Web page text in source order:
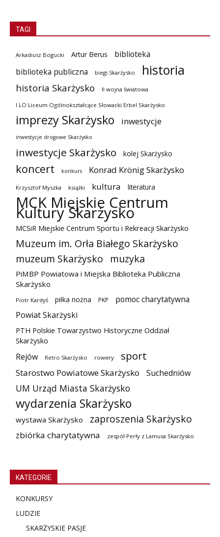
TAGI
Arkadiusz Bogucki Artur Berus
biblioteka
biblioteka publiczna
biegi Skarżysko historia
historia Skarżysko II wojna światowa
I LO Liceum Ogólnokształcące Słowacki Erbel Skarżysko
imprezy Skarżysko inwestycje
inwestycje drogowe Skarżysko
inwestycje Skarżysko kolej Skarżysko
koncert konkurs Konrad Krönig Skarżysko
Krzysztof Myszka książki kultura literatura
MCK Miejskie Centrum
Kultury Skarżysko
MCSiR Miejskie Centrum Sportu i Rekreacji Skarżysko
Muzeum im. Orła Białego Skarżysko
muzeum Skarżysko
muzyka
PiMBP Powiatowa i Miejska Biblioteka Publiczna
Skarżysko
Piotr Kardyś piłka nożna PKP
pomoc charytatywna
Powiat Skarżyski
PTH Polskie Towarzystwo Historyczne Oddział
Skarżysko
Rejów Retro Skarżysko rowery sport
Starostwo Powiatowe Skarżysko Suchedniów
UM Urząd Miasta Skarżysko
wydarzenia Skarżysko
wystawa Skarżysko zaproszenia Skarżysko
zbiórka charytatywna zespół Perły z Lamusa Skarżysko
KATEGORIE
KONKURSY
LUDZIE
SKARŻYSKIE PASJE